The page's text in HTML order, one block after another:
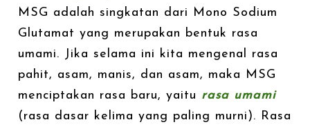
MSG adalah singkatan dari Mono Sodium
Glutamat yang merupakan bentuk rasa
umami. Jika selama ini kita mengenal rasa
pahit, asam, manis, dan asam, maka MSG
menciptakan rasa baru, yaitu rasa umami
(rasa dasar kelima yang paling murni). Rasa